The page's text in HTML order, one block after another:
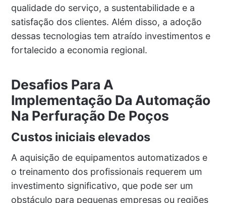
qualidade do serviço, a sustentabilidade e a
satisfação dos clientes. Além disso, a adoção
dessas tecnologias tem atraído investimentos e
fortalecido a economia regional.
Desafios Para A
Implementação Da Automação
Na Perfuração De Poços
Custos iniciais elevados
A aquisição de equipamentos automatizados e
o treinamento dos profissionais requerem um
investimento significativo, que pode ser um
obstáculo para pequenas empresas ou regiões